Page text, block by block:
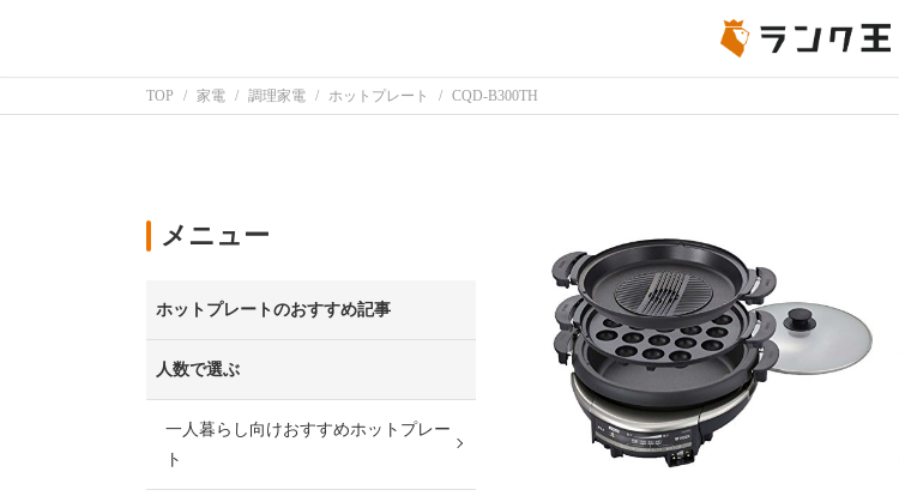
TOP 家電 調理家電 ホットプレート CQD-B300TH
メニュー
ホットプレートのおすすめ記事
人数で選ぶ
一人暮らし向けおすすめホットプレー
ト